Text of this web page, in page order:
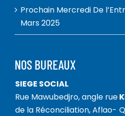
Prochain Mercredi De
Mars 2025
NOS BUREAUX
SIEGE SOCIAL
Rue Mawubedjro, angle rue
de la Réconciliation, Aflao-